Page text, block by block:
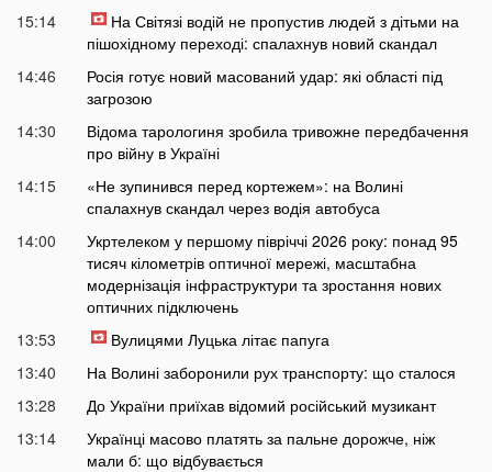
15:14
На Світязі водій не пропустив людей з дітьми на
пішохідному переході: спалахнув новий скандал
14:46
Росія готує новий масований удар: які області під
загрозою
14:30
Відома тарологиня зробила тривожне передбачення
про війну в Україні
14:15
«Не зупинився перед кортежем»: на Волині
спалахнув скандал через водія автобуса
14:00
Укртелеком у першому півріччі 2026 року: понад 95
тисяч кілометрів оптичної мережі, масштабна
модернізація інфраструктури та зростання нових
оптичних підключень
13:53
Вулицями Луцька літає папуга
13:40
На Волині заборонили рух транспорту: що сталося
13:28
До України приїхав відомий російський музикант
13:14
Українці масово платять за пальне дорожче, ніж
мали б: що відбувається